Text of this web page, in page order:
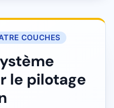
COUCHES
le pilotage